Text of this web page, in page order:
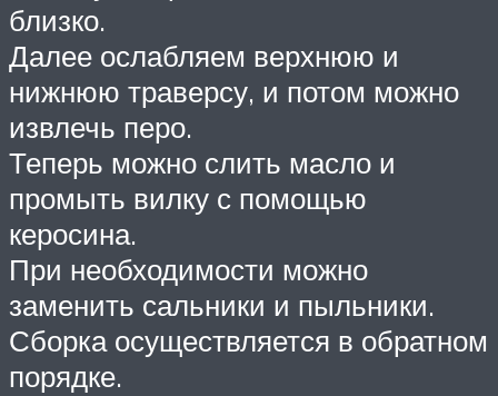
близко.
Далее ослабляем верхнюю и
нижнюю траверсу, и потом можно
извлечь перо.
Теперь можно слить масло и
промыть вилку с помощью
керосина.
При необходимости можно
заменить сальники и пыльники.
Сборка осуществляется в обратном
порядке.